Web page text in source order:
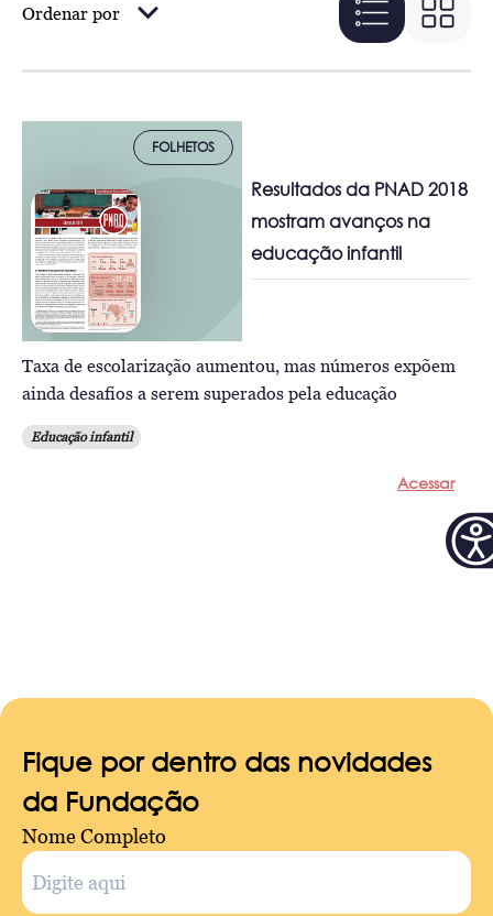
Ordenar por
FOLHETOS
Resultados da PNAD 2018
mostram avanços na
educação infantil
Taxa de escolarização aumentou, mas números expõem
ainda desafios a serem superados pela educação
Educação infantil
Acessar
Fique por dentro das novidades
da Fundação
Nome Completo